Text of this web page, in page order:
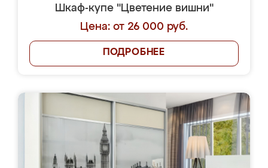
Шкаф-купе "Цветение вишни"
Цена: от 26 000 руб.
ПОДРОБНЕЕ